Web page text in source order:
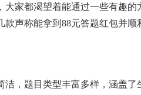
大家都渴望着能通过一些有趣的
款声称能拿到88元答题红包并顺
洁，题目类型丰富多样，涵盖